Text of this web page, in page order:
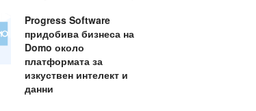
Progress Software
придобива бизнеса на
Domo около
платформата за
изкуствен интелект и
данни